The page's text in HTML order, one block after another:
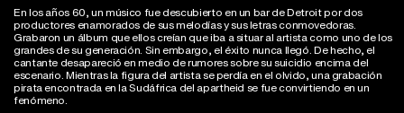
En los años 60, un músico fue descubierto en un bar de Detroit por dos
productores enamorados de sus melodías y sus letras conmovedoras.
Grabaron un álbum que ellos creían que iba a situar al artista como uno de los
grandes de su generación. Sin embargo, el éxito nunca llegó. De hecho, el
cantante desapareció en medio de rumores sobre su suicidio encima del
escenario. Mientras la figura del artista se perdía en el olvido, una grabación
pirata encontrada en la Sudáfrica del apartheid se fue convirtiendo en un
fenómeno.